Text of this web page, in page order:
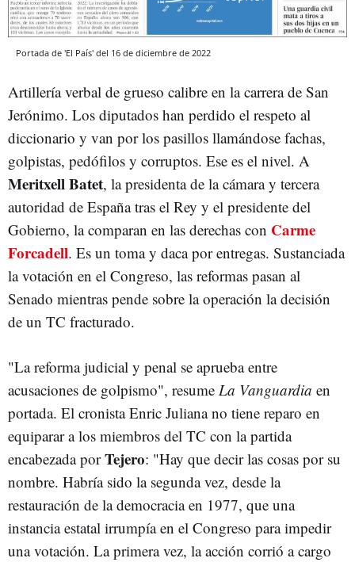
Portada de 'El País' del 16 de diciembre de 2022
Artillería verbal de grueso calibre en la carrera de San
Jerónimo. Los diputados han perdido el respeto al
diccionario y van por los pasillos llamándose fachas,
golpistas, pedófilos y corruptos. Ese es el nivel. A
Meritxell Batet, la presidenta de la cámara y tercera
autoridad de España tras el Rey y el presidente del
Gobierno, la comparan en las derechas con Carme
Forcadell. Es un toma y daca por entregas. Sustanciada
la votación en el Congreso, las reformas pasan al
Senado mientras pende sobre la operación la decisión
de un TC fracturado.
"La reforma judicial y penal se aprueba entre
acusaciones de golpismo", resume La Vanguardia en
portada. El cronista Enric Juliana no tiene reparo en
equiparar a los miembros del TC con la partida
encabezada porTejero: "Hay que decir las cosas por su
nombre. Habría sido la segunda vez, desde la
restauración de la democracia en 1977, que una
instancia estatal irrumpía en el Congreso para impedir
una votación. La primera vez, la acción corrió a cargo